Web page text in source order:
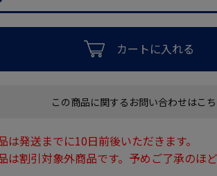
カートに入れる
この商品に関するお問い合わせはこ
発送までに10日前後いただきます。
割引対象外商品です。予めご了承のほど